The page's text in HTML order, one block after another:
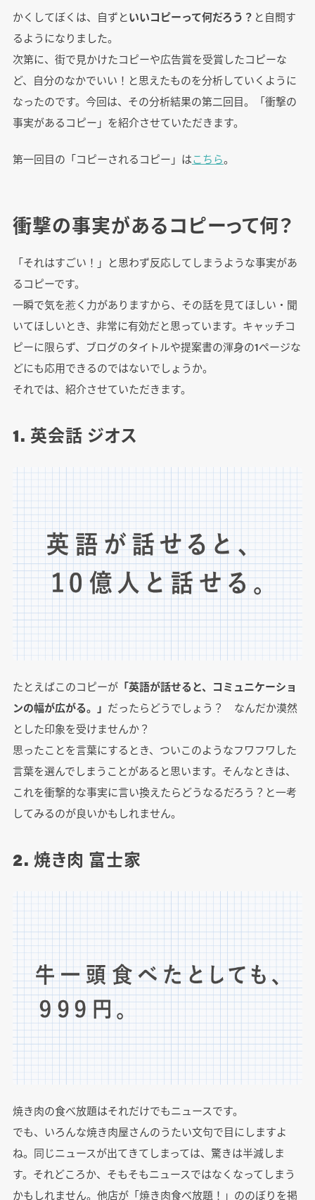
かくしてぼくは、自ずといいコピーって何だろう？ と自問す
るようになりました。
次第に、街で見かけたコピーや広告賞を受賞したコピーな
ど、自分のなかでいい！と思えたものを分析していくように
なったのです。今回は、その分析結果の第二回目。「衝撃の
事実があるコピー」を紹介させていただきます。
第一回目の「コピーされるコピー」はこちら。
衝撃の事実があるコピーって何？
「それはすごい！」と思わず反応してしまうような事実があ
るコピーです。
一瞬で気を惹く力がありますから、その話を見てほしい・聞
いてほしいとき、非常に有効だと思っています。キャッチコ
ピーに限らず、ブログのタイトルや提案書の渾身の1ページな
どにも応用できるのではないでしょうか。
それでは、紹介させていただきます。
1. 英会話 ジオス
たとえばこのコピーが「英語が話せると、コミュニケーショ
ンの幅が広がる。」 だったらどうでしょう？ なんだか漠然
とした印象を受けませんか？
思ったことを言葉にするとき、ついこのようなフワフワした
言葉を選んでしまうことがあると思います。そんなときは、
これを衝撃的な事実に言い換えたらどうなるだろう？と一考
してみるのが良いかもしれません。
2. 焼き肉 富士家
焼き肉の食べ放題はそれだけでもニュースです。
でも、いろんな焼き肉屋さんのうたい文句で目にしますよ
ね。同じニュースが出てきてしまっては、驚きは半減しま
す。それどころか、そもそもニュースではなくなってしまう
かもしれません。他店が「焼き肉食べ放題！」ののぼりを掲